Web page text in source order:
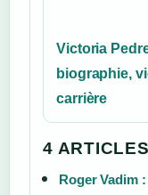
Victoria
biographie,
carrière
4
Roger Vadim